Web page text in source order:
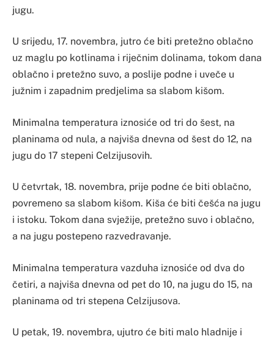
jugu.
U srijedu, 17. novembra, jutro će biti pretežno oblačno
uz maglu po kotlinama i riječnim dolinama, tokom dana
oblačno i pretežno suvo, a poslije podne i uveče u
južnim i zapadnim predjelima sa slabom kišom.
Minimalna temperatura iznosiće od tri do šest, na
planinama od nula, a najviša dnevna od šest do 12, na
jugu do 17 stepeni Celzijusovih.
U četvrtak, 18. novembra, prije podne će biti oblačno,
povremeno sa slabom kišom. Kiša će biti češća na jugu
i istoku. Tokom dana svježije, pretežno suvo i oblačno,
a na jugu postepeno razvedravanje.
Minimalna temperatura vazduha iznosiće od dva do
četiri, a najviša dnevna od pet do 10, na jugu do 15, na
planinama od tri stepena Celzijusova.
U petak, 19. novembra, ujutro će biti malo hladnije i